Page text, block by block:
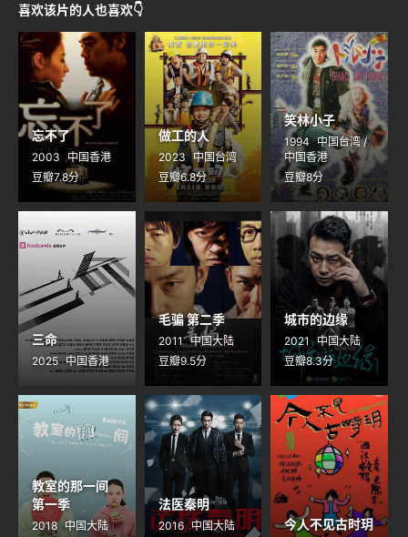
喜欢该片的人也喜欢👇
忘不了
2003 中国香港
豆瓣7.8分
做工的人
2023 中国台湾
豆瓣6.8分
笑林小子
1994 中国台湾 /
中国香港
豆瓣8分
三命
2025 中国香港
毛骗 第二季
2011 中国大陆
豆瓣9.5分
城市的边缘
2021
中国大陆
豆瓣8.3分
教室的那一间
第一季
2018 中国大陆
法医秦明
2016 中国大陆
今人不见古时玥